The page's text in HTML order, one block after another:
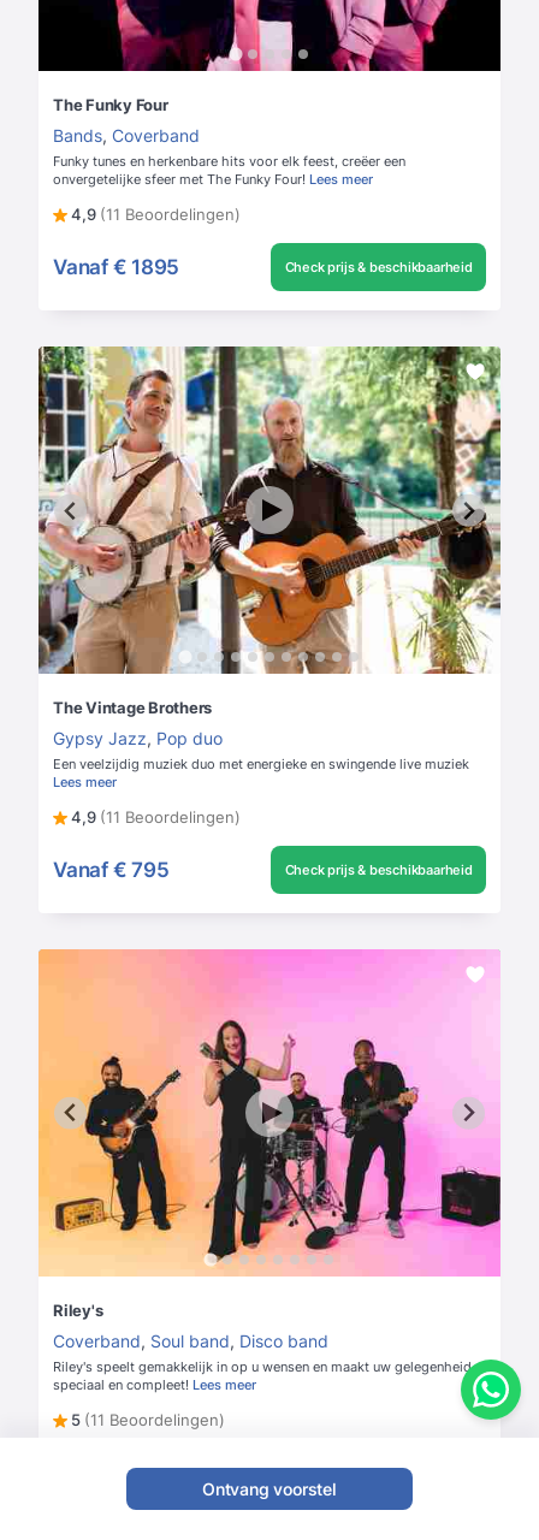
The Funky Four
Bands, Coverband
Funky tunes en herkenbare hits voor elk feest, creëer een
onvergetelijke sfeer met The Funky Four! Lees meer
4,9 (11 Beoordelingen)
Vanaf € 1895 Check prijs & beschikbaarheid
The Vintage Brothers
Gypsy Jazz, Pop duo
Een veelzijdig muziek duo met energieke en swingende live muziek
Lees meer
4,9 (11 Beoordelingen)
Vanaf € 795 Check prijs & beschikbaarheid
Riley's
Coverband, Soul band, Disco band
Riley's speelt gemakkelijk in op u wensen en maakt uw gelegenheid
speciaal en compleet! Lees meer
5 (11 Beoordelingen)
€ 2700 Check prijs & beschikbaarheid
Ontvang voorstel